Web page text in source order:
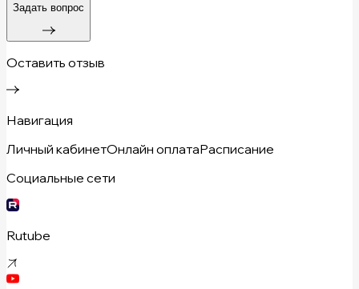
Задать вопрос
Оставить отзыв
Навигация
Личный кабинетОнлайн оплатаРасписание
Социальные сети
Rutube